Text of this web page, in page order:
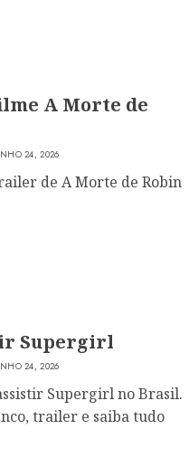
A Morte de
24, 2026
de A Morte de Robin
Supergirl
24, 2026
Supergirl no Brasil.
trailer e saiba tudo